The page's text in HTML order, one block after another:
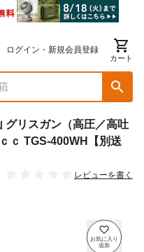
ログイン・新規会員登録
カート
グリスガン（高圧／高吐
ｃ TGS-400WH【別送
レビューを書く